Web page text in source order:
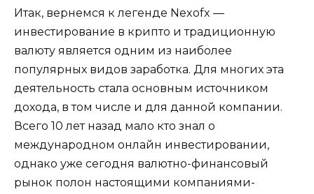
Итак, вернемся к легенде Nexofx —
инвестирование в крипто и традиционную
валюту является одним из наиболее
популярных видов заработка. Для многих эта
деятельность стала основным источником
дохода, в том числе и для данной компании.
Всего 10 лет назад мало кто знал о
международном онлайн инвестировании,
однако уже сегодня валютно-финансовый
рынок полон настоящими компаниями-